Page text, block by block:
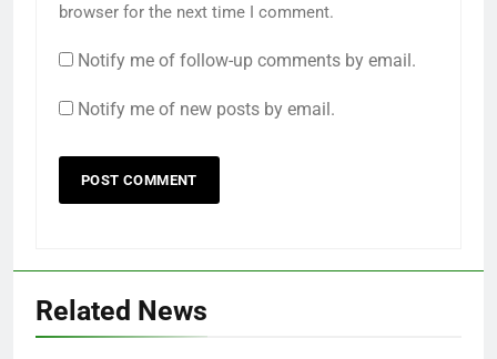
browser for the next time I comment.
Notify me of follow-up comments by email.
Notify me of new posts by email.
Related News